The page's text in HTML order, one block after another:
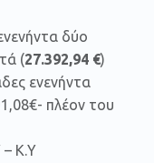
δύο
(27.392,94 €)
ενενήντα
πλέον του
Κ.Υ